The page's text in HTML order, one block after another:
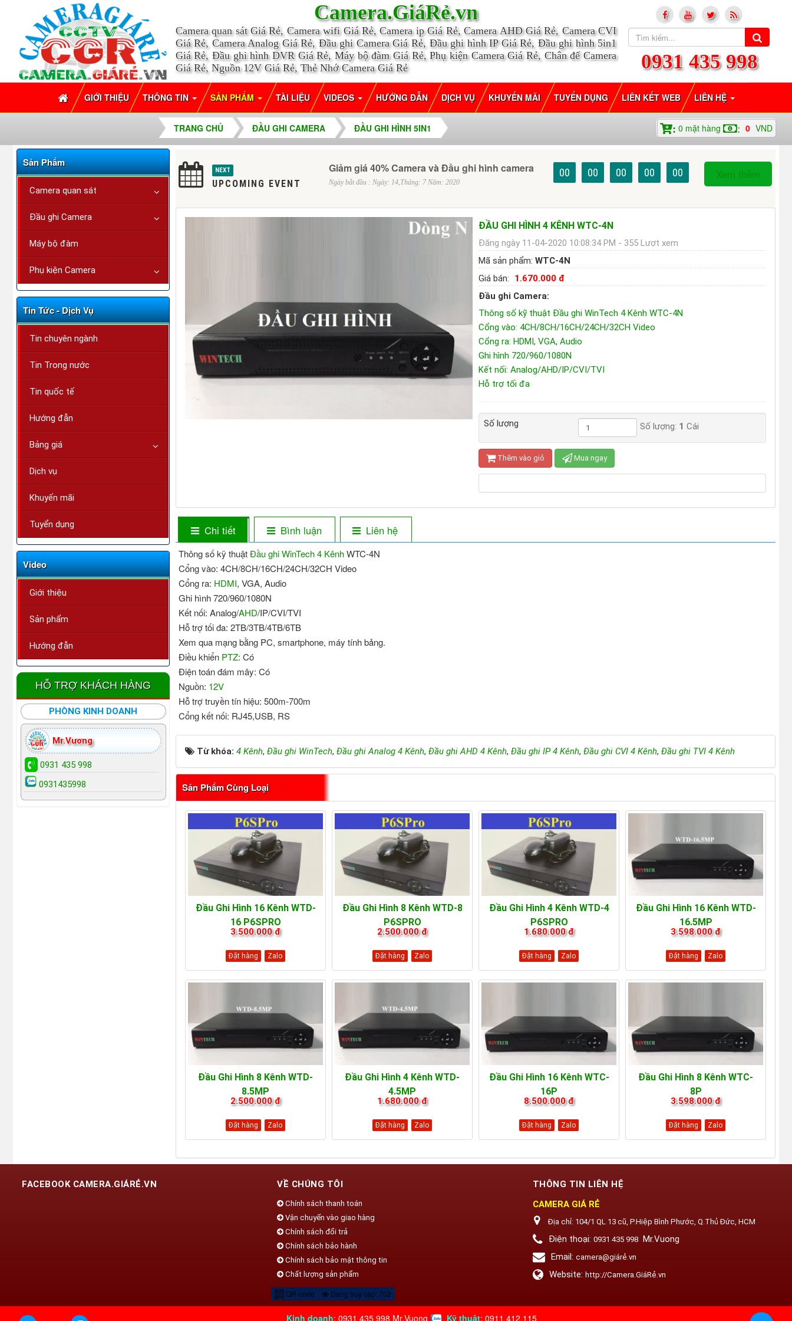
Camera.GiáRẻ.vn
Camera quan sát Giá Rẻ, Camera wifi Giá Rẻ, Camera ip Giá Rẻ, Camera AHD Giá Rẻ, Camera CVI
Giá Rẻ, Camera Analog Giá Rẻ, Đầu ghi Camera Giá Rẻ, Đầu ghi hình IP Giá Rẻ, Đầu ghi hình 5in1
Giá Rẻ, Đầu ghi hình DVR Giá Rẻ, Máy bộ đàm Giá Rẻ, Phụ kiện Camera Giá Rẻ, Chân đế Camera
Giá Rẻ, Nguồn 12V Giá Rẻ, Thẻ Nhớ Camera Giá Rẻ
0931 435 998
GIỚI THIỆU THÔNG TIN SẢN PHẨM TÀI LIỆU VIDEOS HƯỚNG ĐẪN DỊCH VỤ KHUYẾN MÃI TUYỂN DỤNG LIÊN KẾT WEB LIÊN HỆ
TRANG CHỦ ĐẦU GHI CAMERA ĐẦU GHI HÌNH 5IN1 : 0 mặt hàng : 0 VND
NEXT
UPCOMING EVENT
Giảm giá 40% Camera và Đầu ghi hình camera
Ngày bắt đầu : Ngày: 14,Tháng: 7 Năm: 2020
00 00 00 00 00 Xem thêm
ĐẦU GHI HÌNH 4 KÊNH WTC-4N
Đăng ngày 11-04-2020 10:08:34 PM - 355 Lượt xem
Mã sản phẩm:WTC-4N
Giá bán:
1.670.000 đ
Đầu ghi Camera:
Thông số kỹ thuật Đầu ghi WinTech 4 Kênh WTC-4N
Cổng vào: 4CH/8CH/16CH/24CH/32CH Video
Cổng ra: HDMI, VGA, Audio
Ghi hình 720/960/1080N
Kết nối: Analog/AHD/IP/CVI/TVI
Hỗ trợ tối đa
Số lượng Số lượng: 1 Cái
Thêm vào giỏ Mua ngay
Chi tiết Bình luận Liên hệ
Thông số kỹ thuậtĐầu ghi WinTech 4 KênhWTC-4N
Cổng vào: 4CH/8CH/16CH/24CH/32CH Video
Cổng ra: HDMI, VGA, Audio
Ghi hình 720/960/1080N
Kết nối: Analog/AHD/IP/CVI/TVI
Hỗ trợ tối đa: 2TB/3TB/4TB/6TB
Xem qua mạng bằng PC, smartphone, máy tính bảng.
Điều khiển PTZ: Có
Điện toán đám mây: Có
Nguồn: 12V
Hỗ trợ truyền tín hiệu: 500m-700m
Cổng kết nối: RJ45,USB, RS
Từ khóa:4 Kênh,Đầu ghi WinTech,Đầu ghi Analog 4 Kênh,Đầu ghi AHD 4 Kênh,Đầu ghi IP 4 Kênh,Đầu ghi CVI 4 Kênh,Đầu ghi TVI 4 Kênh
Sản Phẩm Cùng Loại
Đầu Ghi Hình 16 Kênh WTD-
16 P6SPRO
3.500.000 đ
Đặt hàng Zalo
Đầu Ghi Hình 8 Kênh WTD-8
P6SPRO
2.500.000 đ
Đặt hàng Zalo
Đầu Ghi Hình 4 Kênh WTD-4
P6SPRO
1.680.000 đ
Đặt hàng Zalo
Đầu Ghi Hình 16 Kênh WTD-
16.5MP
3.598.000 đ
Đặt hàng Zalo
Đầu Ghi Hình 8 Kênh WTD-
8.5MP
2.500.000 đ
Đặt hàng Zalo
Đầu Ghi Hình 4 Kênh WTD-
4.5MP
1.680.000 đ
Đặt hàng Zalo
Đầu Ghi Hình 16 Kênh WTC-
16P
8.500.000 đ
Đặt hàng Zalo
Đầu Ghi Hình 8 Kênh WTC-
8P
3.598.000 đ
Đặt hàng Zalo
Sản Phẩm
Camera quan sát
Đầu ghi Camera
Máy bộ đàm
Phụ kiện Camera
Tin Tức - Dịch Vụ
Tin chuyên ngành
Tin Trong nước
Tin quốc tế
Hướng đẫn
Bảng giá
Dịch vụ
Khuyến mãi
Tuyển dụng
Video
Giới thiệu
Sản phẩm
Hướng đẫn
HỖ TRỢ KHÁCH HÀNG
PHÒNG KINH DOANH
Mr.Vương
0931 435 998
0931435998
FACEBOOK CAMERA.GIÁRẺ.VN VỀ CHÚNG TÔI
Chính sách thanh toán
Vận chuyển vào giao hàng
Chính sách đổi trả
Chính sách bảo hành
Chính sách bảo mật thông tin
Chất lượng sản phẩm
QR-code Đang truy cập: 702
THÔNG TIN LIÊN HỆ
CAMERA GIÁ RẺ
Địa chỉ: 104/1 QL 13 cũ, P.Hiệp Bình Phước, Q.Thủ Đức, HCM
Điện thoại: 0931 435 998
Mr.Vuong
Email: camera@giárẻ.vn
Website: http://Camera.GiáRẻ.vn
Kinh doanh:0931 435 998 Mr.Vuong Kỹ thuật:0911 412 115